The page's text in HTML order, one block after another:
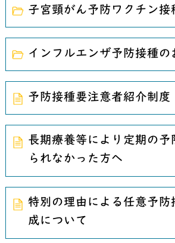
子宮頸がん予防ワクチン接
インフルエンザ予防接種の
予防接種要注意者紹介制度
長期療養等により定期の予
られなかった方へ
特別の理由による任意予防
成について